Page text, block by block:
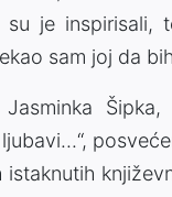
su je inspirisali,
sam joj da
Jasminka
istaknutih